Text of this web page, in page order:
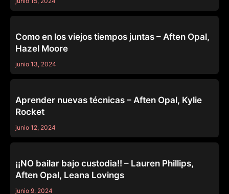
Como en los viejos tiempos juntas – Aften Opal,
Hazel Moore
junio 13, 2024
Aprender nuevas técnicas – Aften Opal, Kylie
Rocket
junio 12, 2024
¡¡NO bailar bajo custodia!! – Lauren Phillips,
Aften Opal, Leana Lovings
junio 9, 2024